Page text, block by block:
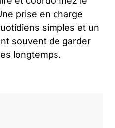
prise en charge
simples et un
souvent de garder
longtemps.